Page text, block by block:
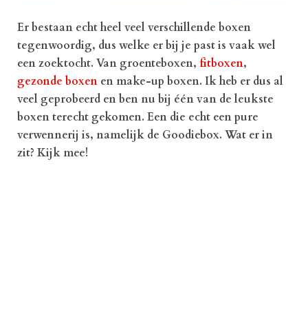
Er bestaan echt heel veel verschillende boxen
tegenwoordig, dus welke er bij je past is vaak wel
een zoektocht. Van groenteboxen, fitboxen,
gezonde boxen en make-up boxen. Ik heb er dus al
veel geprobeerd en ben nu bij één van de leukste
boxen terecht gekomen. Een die echt een pure
verwennerij is, namelijk de Goodiebox. Wat er in
zit? Kijk mee!